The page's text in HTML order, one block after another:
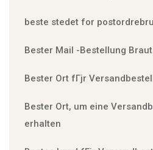
beste stedet for
Bester Mail -Bestellung
Bester Ort fГјr
Bester Ort, um eine
erhalten